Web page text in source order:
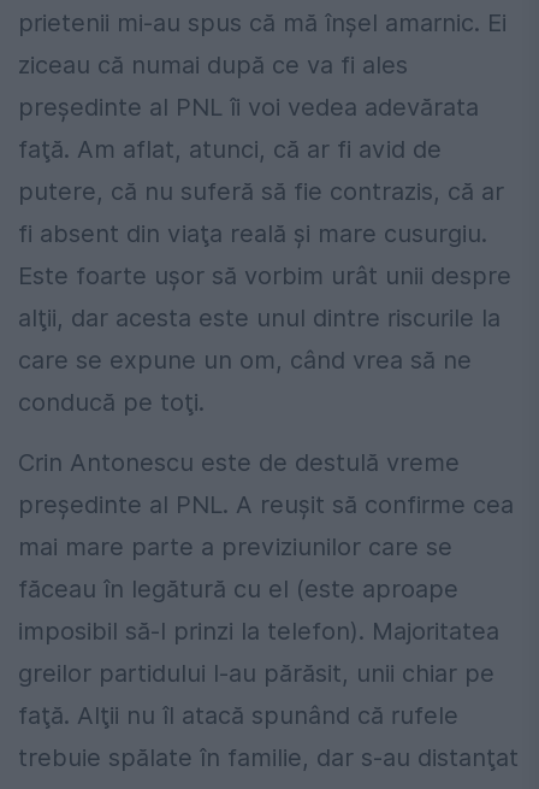
prietenii mi-au spus că mă înşel amarnic. Ei
ziceau că numai după ce va fi ales
preşedinte al PNL îi voi vedea adevărata
faţă. Am aflat, atunci, că ar fi avid de
putere, că nu suferă să fie contrazis, că ar
fi absent din viaţa reală şi mare cusurgiu.
Este foarte uşor să vorbim urât unii despre
alţii, dar acesta este unul dintre riscurile la
care se expune un om, când vrea să ne
conducă pe toţi.
Crin Antonescu este de destulă vreme
preşedinte al PNL. A reuşit să confirme cea
mai mare parte a previziunilor care se
făceau în legătură cu el (este aproape
imposibil să-l prinzi la telefon). Majoritatea
greilor partidului l-au părăsit, unii chiar pe
faţă. Alţii nu îl atacă spunând că rufele
trebuie spălate în familie, dar s-au distanţat